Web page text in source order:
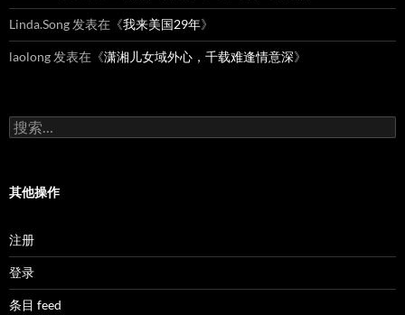
Linda.Song 发表在《我来美国29年》
laolong 发表在《潇湘儿女域外心，千载难逢情意深》
搜
索：
其他操作
注册
登录
条目 feed